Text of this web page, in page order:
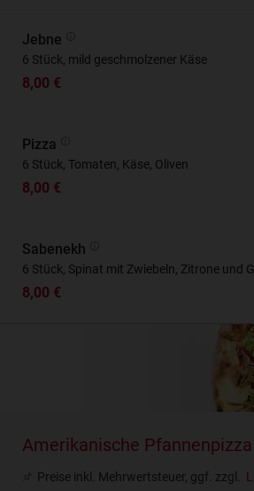
Jebne
6 Stück, mild geschmolzener Käse
8,00 €
Pizza
6 Stück, Tomaten, Käse, Oliven
8,00 €
Sabenekh
6 Stück, Spinat mit Zwiebeln, Zitrone und
8,00 €
Amerikanische Pfannenpizza
Preise inkl. Mehrwertsteuer, ggf. zzgl.